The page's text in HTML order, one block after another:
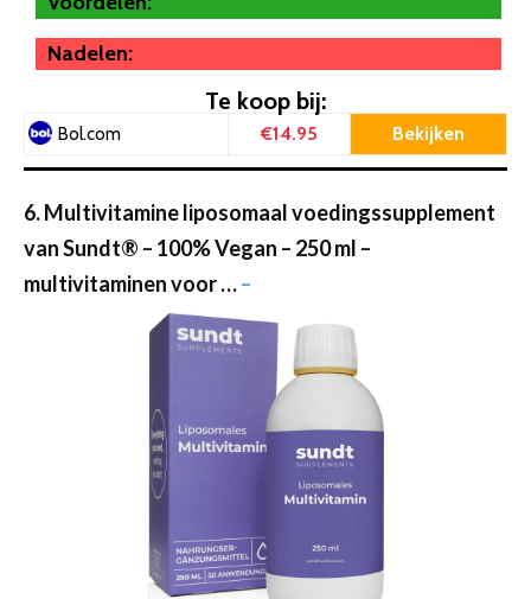
Nadelen:
Te koop bij:
Bol.com €14.95 Bekijken
6. Multivitamine liposomaal voedingssupplement
van Sundt® – 100% Vegan – 250 ml –
multivitaminen voor …–